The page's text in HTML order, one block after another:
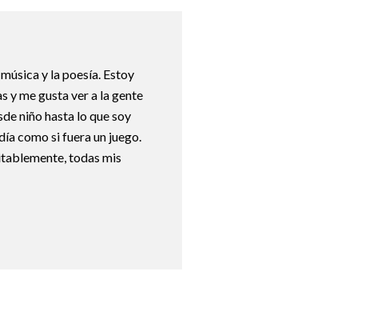
y la poesía. Estoy
y me gusta ver a la gente
niño hasta lo que soy
como si fuera un juego.
todas mis